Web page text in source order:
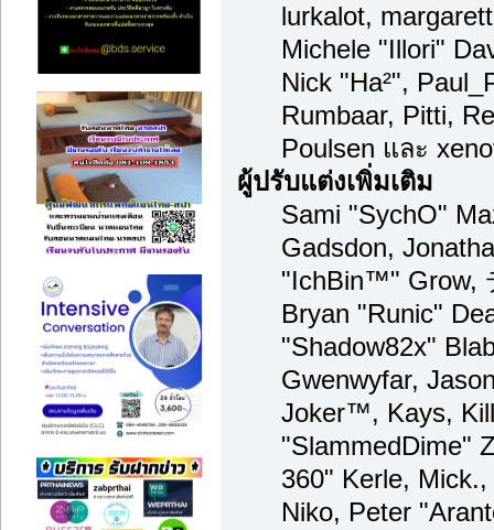
lurkalot,
Michele "Illori"
Nick "Ha²",
Rumbaar, Pitti,
Poulsen และ
ผู้ปรับแต่งเพิ่มเติม
Sami "SychO"
Gadsdon,
"IchBin™" Grow,
Bryan "Runic"
"Shadow82x"
Gwenwyfar,
Joker™, Kays,
"SlammedDime"
360" Kerle,
Niko, Peter